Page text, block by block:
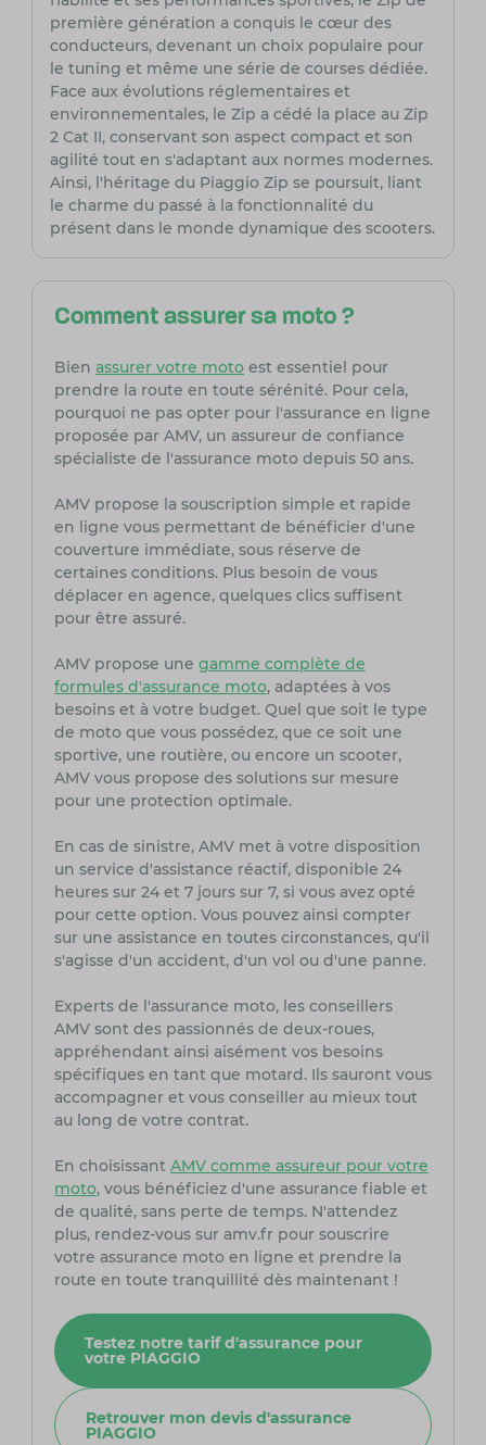
première génération a conquis le cœur des
conducteurs, devenant un choix populaire pour
le tuning et même une série de courses dédiée.
Face aux évolutions réglementaires et
environnementales, le Zip a cédé la place au Zip
2 Cat II, conservant son aspect compact et son
agilité tout en s'adaptant aux normes modernes.
Ainsi, l'héritage du Piaggio Zip se poursuit, liant
le charme du passé à la fonctionnalité du
présent dans le monde dynamique des scooters.
Comment assurer sa moto ?
Bien assurer votre motoest essentiel pour
prendre la route en toute sérénité. Pour cela,
pourquoi ne pas opter pour l'assurance en ligne
proposée par AMV, un assureur de confiance
spécialiste de l'assurance moto depuis 50 ans.
AMV propose la souscription simple et rapide
en ligne vous permettant de bénéficier d'une
couverture immédiate, sous réserve de
certaines conditions. Plus besoin de vous
déplacer en agence, quelques clics suffisent
pour être assuré.
AMV propose une gamme complète de
formules d'assurance moto, adaptées à vos
besoins et à votre budget. Quel que soit le type
de moto que vous possédez, que ce soit une
sportive, une routière, ou encore un scooter,
AMV vous propose des solutions sur mesure
pour une protection optimale.
En cas de sinistre, AMV met à votre disposition
un service d'assistance réactif, disponible 24
heures sur 24 et 7 jours sur 7, si vous avez opté
pour cette option. Vous pouvez ainsi compter
sur une assistance en toutes circonstances, qu'il
s'agisse d'un accident, d'un vol ou d'une panne.
Experts de l'assurance moto, les conseillers
AMV sont des passionnés de deux-roues,
appréhendant ainsi aisément vos besoins
spécifiques en tant que motard. Ils sauront vous
accompagner et vous conseiller au mieux tout
au long de votre contrat.
En choisissant AMV comme assureur pour votre
moto, vous bénéficiez d'une assurance fiable et
de qualité, sans perte de temps. N'attendez
plus, rendez-vous sur amv.fr pour souscrire
votre assurance moto en ligne et prendre la
route en toute tranquillité dès maintenant !
Testez notre tarif d'assurance pour
votre PIAGGIO
Retrouver mon devis d'assurance
PIAGGIO